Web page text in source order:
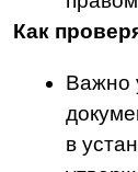
и/или